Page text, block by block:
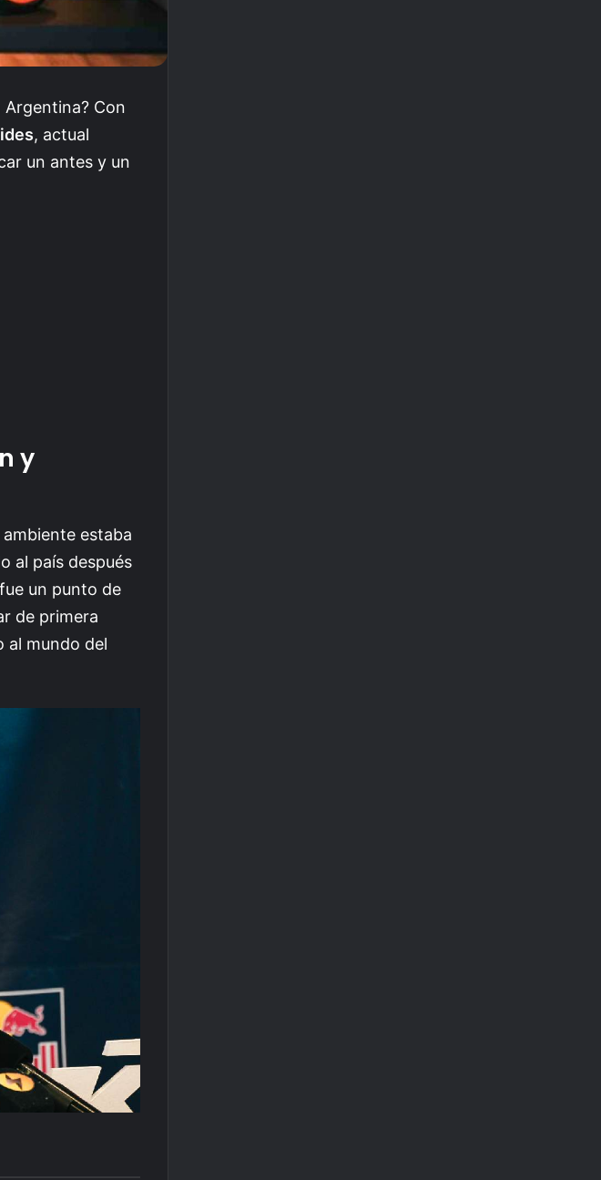
Con
, actual
un antes y un
y
estaba
al país después
un punto de
de primera
al mundo del